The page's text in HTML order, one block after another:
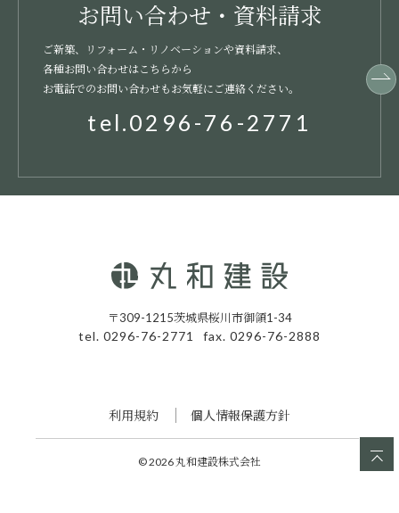
お問い合わせ・資料請求
ご新築、リフォーム・リノベーションや資料請求、
各種お問い合わせはこちらから
お電話でのお問い合わせもお気軽にご連絡ください。
tel.0296-76-2771
〒309-1215茨城県桜川市御領1-34
tel. 0296-76-2771 fax. 0296-76-2888
利用規約 個人情報保護方針
© 2026 丸和建設株式会社